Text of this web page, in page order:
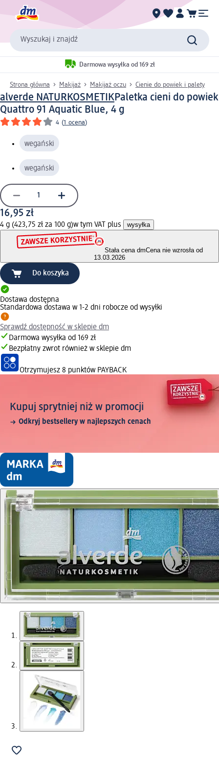
Wyszukaj i znajdź
Darmowa wysyłka od 169 zł
Strona główna Makijaż Makijaż oczu Cienie do powiek i palety
alverde NATURKOSMETIKPaletka cieni do powiek
Quattro 91 Aquatic Blue, 4 g
4 (1 ocena)
wegański
wegański
16,95 zł
4 g (423,75 zł za 100 g)w tym VAT plus wysyłka
Stała cena dmCena nie wzrosła od
13.03.2026
Do koszyka
Dostawa dostępna
Standardowa dostawa w 1-2 dni robocze od wysyłki
Sprawdź dostępność w sklepie dm
Darmowa wysyłka od 169 zł
Bezpłatny zwrot również w sklepie dm
Otrzymujesz 8 punktów PAYBACK
Kupuj sprytniej niż w promocji
Odkryj bestsellery w najlepszych cenach